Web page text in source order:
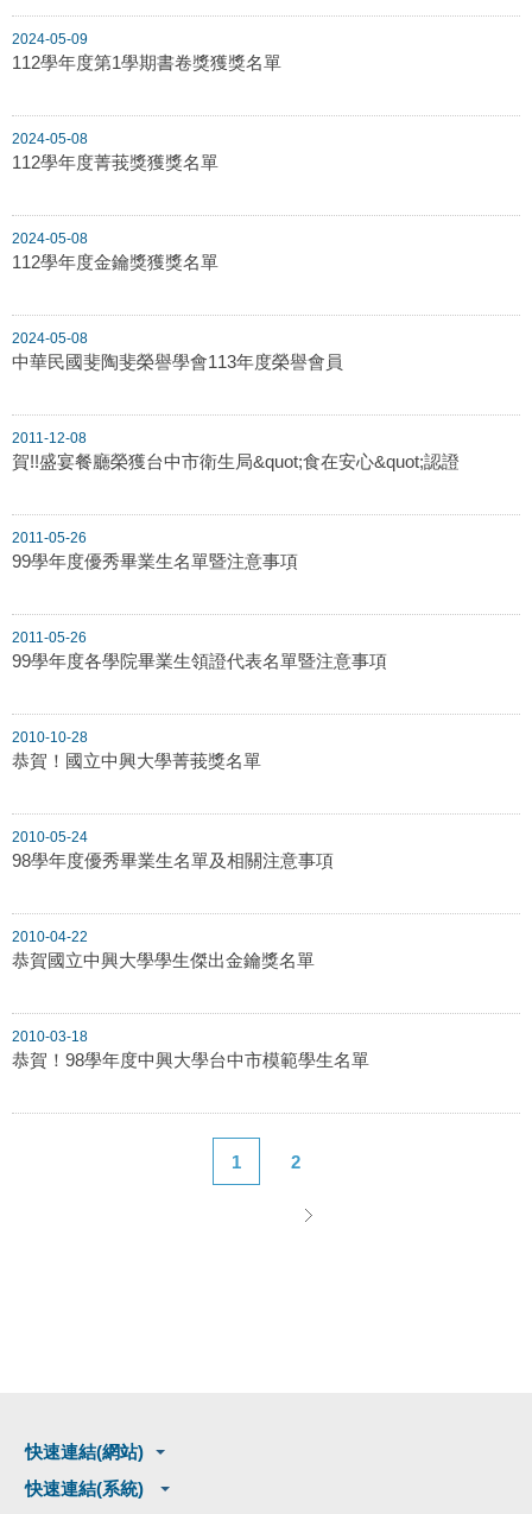
2024-05-09
112學年度第1學期書卷獎獲獎名單
2024-05-08
112學年度菁莪獎獲獎名單
2024-05-08
112學年度金鑰獎獲獎名單
2024-05-08
中華民國斐陶斐榮譽學會113年度榮譽會員
2011-12-08
賀!!盛宴餐廳榮獲台中市衛生局&quot;食在安心&quot;認證
2011-05-26
99學年度優秀畢業生名單暨注意事項
2011-05-26
99學年度各學院畢業生領證代表名單暨注意事項
2010-10-28
恭賀！國立中興大學菁莪獎名單
2010-05-24
98學年度優秀畢業生名單及相關注意事項
2010-04-22
恭賀國立中興大學學生傑出金鑰獎名單
2010-03-18
恭賀！98學年度中興大學台中市模範學生名單
1 2
快速連結(網站)
快速連結(系統)